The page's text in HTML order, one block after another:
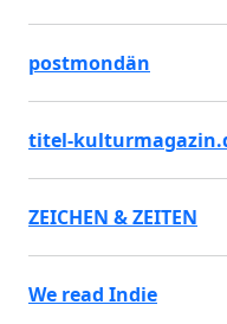
postmondän
titel-
ZEICHEN & ZEITEN
We read Indie